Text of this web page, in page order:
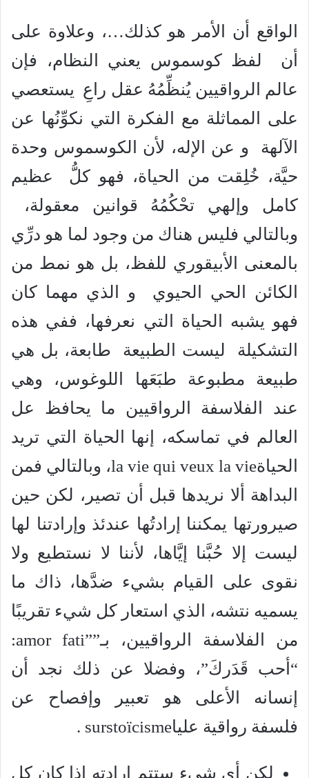
الواقع أن الأمر هو كذلك…، وعلاوة على
أن لفظ كوسموس يعني النظام، فإن
عالم الرواقيين يُنظِّمُهُ عقل راعِ يستعصي
على المماثلة مع الفكرة التي نكوِّنُها عن
الآلهة و عن الإله، لأن الكوسموس وحدة
حيَّة، خُلِقت من الحياة، فهو كلُّ عظيم
كامل وإلهي تحْكُمُهُ قوانين معقولة،
وبالتالي فليس هناك من وجود لما هو درِّي
بالمعنى الأبيقوري للفظ، بل هو نمط من
الكائن الحي الحيوي و الذي مهما كان
فهو يشبه الحياة التي نعرفها، ففي هذه
التشكيلة ليست الطبيعة طابعة، بل هي
طبيعة مطبوعة طبَعَها اللوغوس، وهي
عند الفلاسفة الرواقيين ما يحافظ عل
العالم في تماسكه، إنها الحياة التي تريد
الحياةla vie qui veux la vie، وبالتالي فمن
البداهة ألا نريدها قبل أن تصير، لكن حين
صيرورتها يمكننا إرادتُها عندئذ وإرادتنا لها
ليست إلا حُبَّنا إيَّاها، لأننا لا نستطيع ولا
نقوى على القيام بشيء ضدَّها، ذاك ما
يسميه نتشه، الذي استعار كل شيء تقريبًا
من الفلاسفة الرواقيين، بـ””amor fati:
“أحب قَدَركَ”، وفضلا عن ذلك نجد أن
إنسانه الأعلى هو تعبير وإفصاح عن
فلسفة رواقية علياsurstoïcisme .
لكن أي شيء ستتم إرادته إذا كان كل